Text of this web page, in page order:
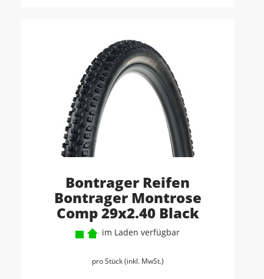
Bontrager Reifen
Bontrager Montrose
Comp 29x2.40 Black
im Laden verfügbar
pro Stück (inkl. MwSt.)